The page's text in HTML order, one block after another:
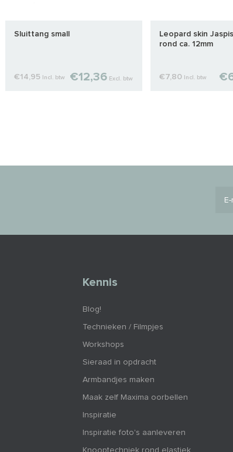
Sluittang small
€14,95 Incl. btw €12,36 Excl. btw
Leopard skin
rond ca. 12mm
€7,80 Incl. btw
Kennis
Blog!
Technieken / Filmpjes
Workshops
Sieraad in opdracht
Armbandjes maken
Maak zelf Maxima oorbellen
Inspiratie
Inspiratie foto's aanleveren